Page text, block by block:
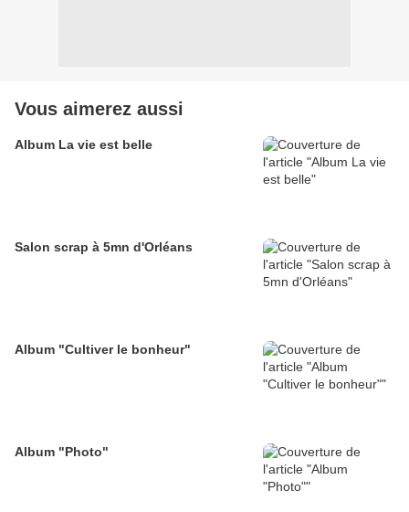
Vous aimerez aussi
Album La vie est belle
Salon scrap à 5mn d'Orléans
Album "Cultiver le bonheur"
Album "Photo"